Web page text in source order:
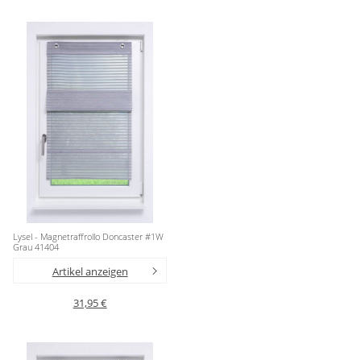
Lysel - Magnetraffrollo Doncaster #1W
Grau 41404
Artikel anzeigen
31,95 €